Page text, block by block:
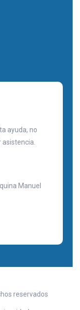
ayuda, no
Manuel
reservados